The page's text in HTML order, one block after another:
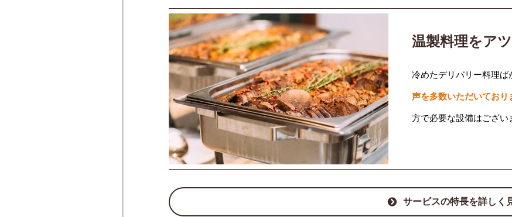
温製料理をア
冷めたデリバリー料理ば
声を多数いただいており
方で必要な設備はござい
サービスの特長を詳しく